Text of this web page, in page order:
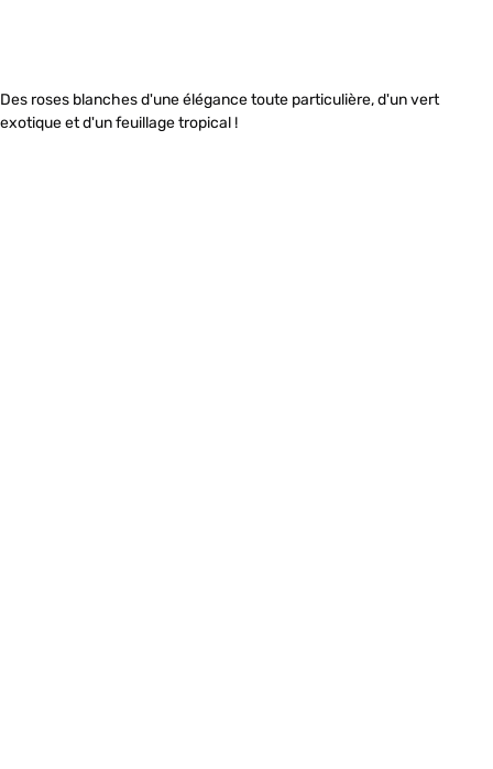
Des roses blanches d'une élégance toute particulière, d'un vert
exotique et d'un feuillage tropical !